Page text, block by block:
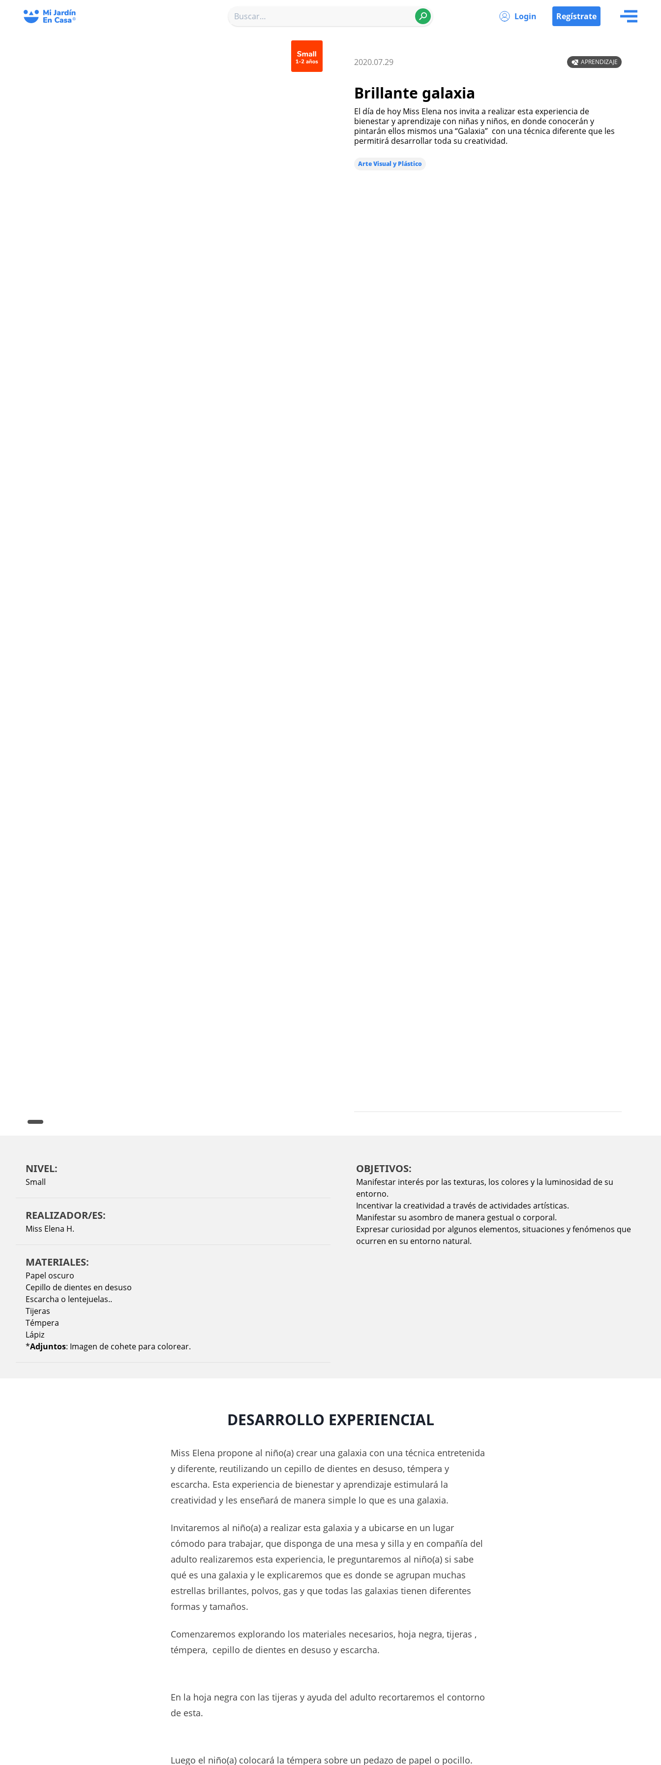
Login Regístrate
2020.07.29 APRENDIZAJE
Brillante galaxia
El día de hoy Miss Elena nos invita a realizar esta experiencia de
bienestar y aprendizaje con niñas y niños, en donde conocerán y
pintarán ellos mismos una “Galaxia” con una técnica diferente que les
permitirá desarrollar toda su creatividad.
Arte Visual y Plástico
NIVEL:
Small
REALIZADOR/ES:
Miss Elena H.
MATERIALES:
Papel oscuro
Cepillo de dientes en desuso
Escarcha o lentejuelas..
Tijeras
Témpera
Lápiz
*Adjuntos: Imagen de cohete para colorear.
OBJETIVOS:
Manifestar interés por las texturas, los colores y la luminosidad de su
entorno.
Incentivar la creatividad a través de actividades artísticas.
Manifestar su asombro de manera gestual o corporal.
Expresar curiosidad por algunos elementos, situaciones y fenómenos que
ocurren en su entorno natural.
DESARROLLO EXPERIENCIAL
Miss Elena propone al niño(a) crear una galaxia con una técnica entretenida
y diferente, reutilizando un cepillo de dientes en desuso, témpera y
escarcha. Esta experiencia de bienestar y aprendizaje estimulará la
creatividad y les enseñará de manera simple lo que es una galaxia.
Invitaremos al niño(a) a realizar esta galaxia y a ubicarse en un lugar
cómodo para trabajar, que disponga de una mesa y silla y en compañía del
adulto realizaremos esta experiencia, le preguntaremos al niño(a) si sabe
qué es una galaxia y le explicaremos que es donde se agrupan muchas
estrellas brillantes, polvos, gas y que todas las galaxias tienen diferentes
formas y tamaños.
Comenzaremos explorando los materiales necesarios, hoja negra, tijeras ,
témpera, cepillo de dientes en desuso y escarcha.
En la hoja negra con las tijeras y ayuda del adulto recortaremos el contorno
de esta.
Luego el niño(a) colocará la témpera sobre un pedazo de papel o pocillo.